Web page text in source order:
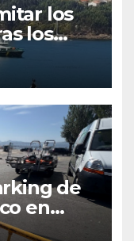
los
los
de
en